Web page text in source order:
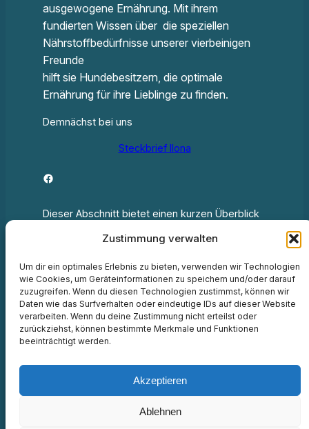
Zustimmung verwalten
Um dir ein optimales Erlebnis zu bieten, verwenden wir Technologien
wie Cookies, um Geräteinformationen zu speichern und/oder darauf
zuzugreifen. Wenn du diesen Technologien zustimmst, können wir
Daten wie das Surfverhalten oder eindeutige IDs auf dieser Website
verarbeiten. Wenn du deine Zustimmung nicht erteilst oder
zurückziehst, können bestimmte Merkmale und Funktionen
beeinträchtigt werden.
Akzeptieren
Ablehnen
ausgewogene Ernährung. Mit ihrem
fundierten Wissen über die speziellen
Nährstoffbedürfnisse unserer vierbeinigen
Freunde
hilft sie Hundebesitzern, die optimale
Ernährung für ihre Lieblinge zu finden.
Demnächst bei uns
Steckbrief Ilona
Facebook
Dieser Abschnitt bietet einen kurzen Überblick
Instagram
Facebook